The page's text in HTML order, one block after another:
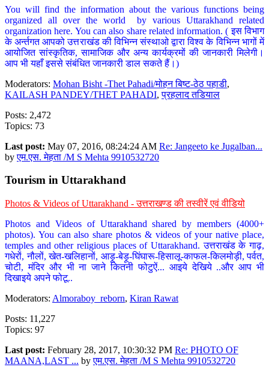
You will find the information about the various functions being
organized all over the world by various Uttarakhand related
organization here. You can also share related information. ( इस विभाग
के अर्न्तगत आपको उत्तराखंड की विभिन्न संस्थाओ द्वारा विश्व के विभिन्न भागों में
आयोजित सांस्कृतिक, सामाजिक और अन्य कार्यक्रमों की जानकारी मिलेगी।
आप भी यहाँ इससे संबंधित जानकारी डाल सकते हैं।)
Moderators: Mohan Bisht -Thet Pahadi/मोहन बिष्ट-ठेठ पहाडी,
KAILASH PANDEY/THET PAHADI,प्रहलाद तडियाल
Posts: 2,472
Topics: 73
Last post: May 07, 2016, 08:24:24 AM Re: Jangeeto ke Jugalban...
byएम.एस. मेहता /M S Mehta 9910532720
Tourism in Uttarakhand
Photos & Videos of Uttarakhand - उत्तराखण्ड की तस्वीरें एवं वीडियो
Photos and Videos of Uttarakhand shared by members (4000+
photos). You can also share photos & videos of your native place,
temples and other religious places of Uttarakhand. उत्तराखंड के गाढ़,
गधेरों, नौलों, खेत-खलिहानों, आड़ू-बेड़ू-घिंघारू-हिसालू-काफल-किलमोड़ी, पर्वत,
चोटी, मंदिर और भी ना जाने कितनी फोटुऐं... आइये देखिये ..और आप भी
दिखाइये अपने फोटू..
Moderators: Almoraboy_reborn, Kiran Rawat
Posts: 11,227
Topics: 97
Last post: February 28, 2017, 10:30:32 PM Re: PHOTO OF
MAANA,LAST ... byएम.एस. मेहता /M S Mehta 9910532720